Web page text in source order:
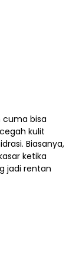
cuma bisa
kulit
Biasanya,
ketika
jadi rentan